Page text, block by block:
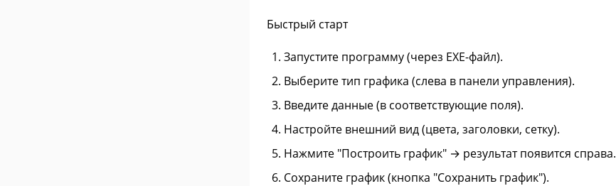
Быстрый старт
Запустите программу (через EXE-файл).
Выберите тип графика (слева в панели управления).
Введите данные (в соответствующие поля).
Настройте внешний вид (цвета, заголовки, сетку).
Нажмите "Построить график" → результат появится справа.
Сохраните график (кнопка "Сохранить график").